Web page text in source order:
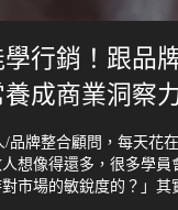
行銷！跟品
成商業洞察
/品牌整合顧問，每天花
想像得還多，很多學員
市場的敏銳度的？」其